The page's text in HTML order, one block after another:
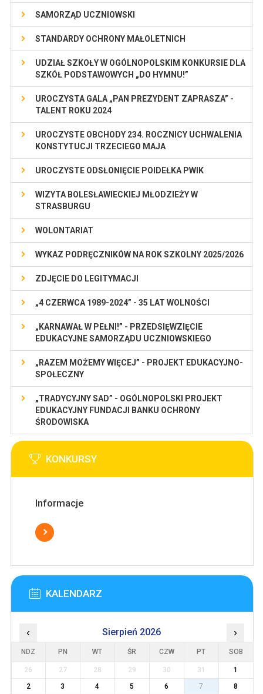
SAMORZĄD UCZNIOWSKI
STANDARDY OCHRONY MAŁOLETNICH
UDZIAŁ SZKOŁY W OGÓLNOPOLSKIM KONKURSIE DLA
SZKÓŁ PODSTAWOWYCH „DO HYMNU!”
UROCZYSTA GALA „PAN PREZYDENT ZAPRASZA” -
TALENT ROKU 2024
UROCZYSTE OBCHODY 234. ROCZNICY UCHWALENIA
KONSTYTUCJI TRZECIEGO MAJA
UROCZYSTE ODSŁONIĘCIE POIDEŁKA PWIK
WIZYTA BOLESŁAWIECKIEJ MŁODZIEŻY W
STRASBURGU
WOLONTARIAT
WYKAZ PODRĘCZNIKÓW NA ROK SZKOLNY 2025/2026
ZDJĘCIE DO LEGITYMACJI
„4 CZERWCA 1989-2024” - 35 LAT WOLNOŚCI
„KARNAWAŁ W PEŁNI!” - PRZEDSIĘWZIĘCIE
EDUKACYJNE SAMORZĄDU UCZNIOWSKIEGO
„RAZEM MOŻEMY WIĘCEJ” - PROJEKT EDUKACYJNO-
SPOŁECZNY
„TRADYCYJNY SAD” - OGÓLNOPOLSKI PROJEKT
EDUKACYJNY FUNDACJI BANKU OCHRONY
ŚRODOWISKA
KONKURSY
Informacje
KALENDARZ
‹ Sierpień 2026 ›
NDZ PN WT ŚR CZW PT SOB
26 27 28 29 30 31
1
2
3 4 5 6 7
8